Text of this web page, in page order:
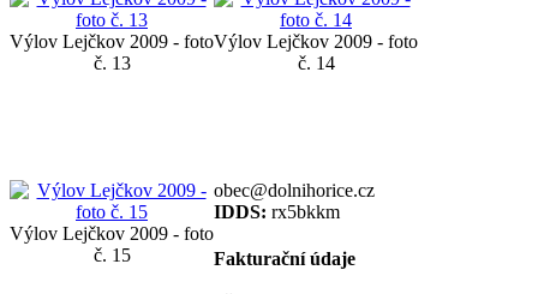
Výlov Lejčkov 2009 - foto
č. 13
Výlov Lejčkov 2009 - foto
č. 14
Výlov Lejčkov 2009 - foto
č. 15
obec@dolnihorice.cz
IDDS: rx5bkkm
Fakturační údaje